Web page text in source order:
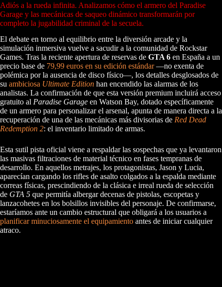
Adiós a la rueda infinita. Analizamos cómo el armero del Paradise
Garage y las mecánicas de saqueo dinámico transformarán por
completo la jugabilidad criminal de la secuela.
El debate en torno al equilibrio entre la diversión arcade y la
simulación inmersiva vuelve a sacudir a la comunidad de Rockstar
Games. Tras la reciente apertura de reservas de GTA 6 en España a un
precio base de 79,99 euros en su edición estándar—no exenta de
polémica por la ausencia de disco físico—, los detalles desglosados de
su ambiciosa Ultimate Edition han encendido las alarmas de los
analistas. La confirmación de que esta versión premium incluirá acceso
gratuito al Paradise Garage en Watson Bay, dotado específicamente
de un armero para personalizar el arsenal, apunta de manera directa a la
recuperación de una de las mecánicas más divisorias de Red Dead
Redemption 2: el inventario limitado de armas.
Esta sutil pista oficial viene a respaldar las sospechas que ya levantaron
las masivas filtraciones de material técnico en fases tempranas de
desarrollo. En aquellos metrajes, los protagonistas, Jason y Lucia,
aparecían cargando los rifles de asalto colgados a la espalda mediante
correas físicas, prescindiendo de la clásica e irreal rueda de selección
de GTA 5 que permitía albergar decenas de pistolas, escopetas y
lanzacohetes en los bolsillos invisibles del personaje. De confirmarse,
estaríamos ante un cambio estructural que obligará a los usuarios a
planificar minuciosamente el equipamiento antes de iniciar cualquier
atraco.